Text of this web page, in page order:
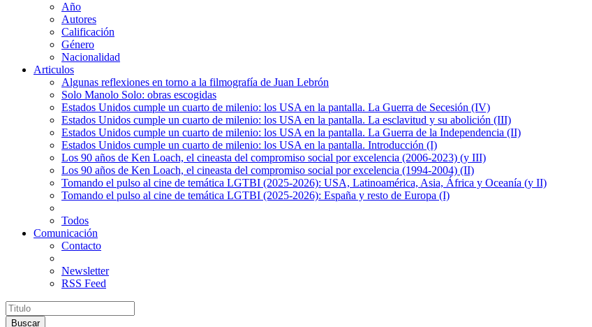
Año
Autores
Calificación
Género
Nacionalidad
Articulos
Algunas reflexiones en torno a la filmografía de Juan Lebrón
Solo Manolo Solo: obras escogidas
Estados Unidos cumple un cuarto de milenio: los USA en la pantalla. La Guerra de Secesión (IV)
Estados Unidos cumple un cuarto de milenio: los USA en la pantalla. La esclavitud y su abolición (III)
Estados Unidos cumple un cuarto de milenio: los USA en la pantalla. La Guerra de la Independencia (II)
Estados Unidos cumple un cuarto de milenio: los USA en la pantalla. Introducción (I)
Los 90 años de Ken Loach, el cineasta del compromiso social por excelencia (2006-2023) (y III)
Los 90 años de Ken Loach, el cineasta del compromiso social por excelencia (1994-2004) (II)
Tomando el pulso al cine de temática LGTBI (2025-2026): USA, Latinoamérica, Asia, África y Oceanía (y II)
Tomando el pulso al cine de temática LGTBI (2025-2026): España y resto de Europa (I)
Todos
Comunicación
Contacto
Newsletter
RSS Feed
Buscar